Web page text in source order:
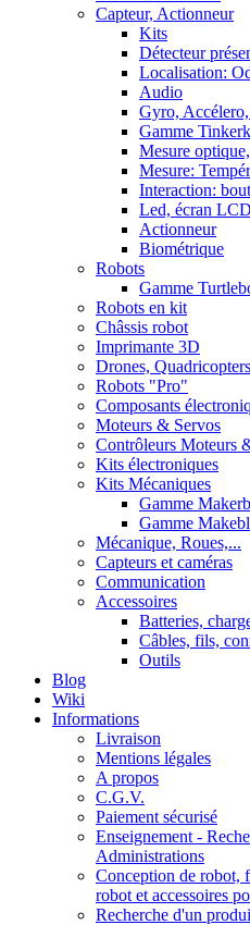
Capteur, Actionneur
Kits
Détecteur
Localisation:
Audio
Gyro,
Gamme
Mesure
Mesure:
Interaction:
Led, écran
Actionneur
Biométrique
Robots
Gamme
Robots en kit
Châssis robot
Imprimante 3D
Drones,
Robots "Pro"
Composants
Moteurs & Servos
Contrôleurs Moteurs
Kits électroniques
Kits Mécaniques
Gamme
Gamme
Mécanique, Roues,...
Capteurs et caméras
Communication
Accessoires
Batteries,
Câbles, fils,
Outils
Blog
Wiki
Informations
Livraison
Mentions légales
A propos
C.G.V.
Paiement sécurisé
Enseignement -
Administrations
Conception de robot,
robot et accessoires
Recherche d'un